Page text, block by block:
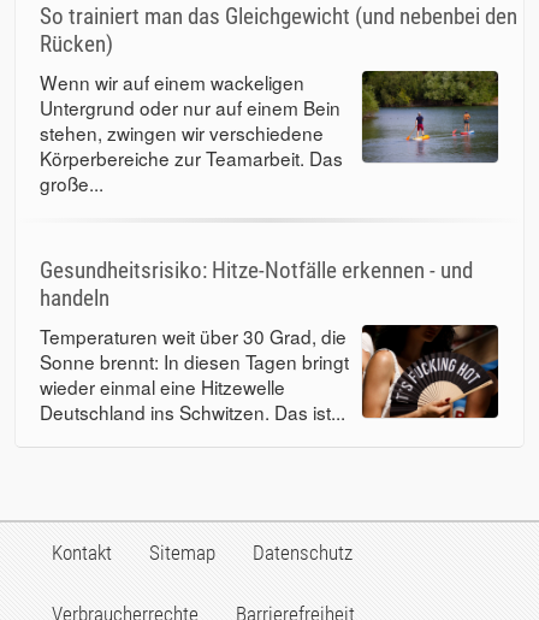
So trainiert man das Gleichgewicht (und nebenbei den
Rücken)
Wenn wir auf einem wackeligen
Untergrund oder nur auf einem Bein
stehen, zwingen wir verschiedene
Körperbereiche zur Teamarbeit. Das
große...
Gesundheitsrisiko: Hitze-Notfälle erkennen - und
handeln
Temperaturen weit über 30 Grad, die
Sonne brennt: In diesen Tagen bringt
wieder einmal eine Hitzewelle
Deutschland ins Schwitzen. Das ist...
Kontakt Sitemap Datenschutz
Verbraucherrechte Barrierefreiheit